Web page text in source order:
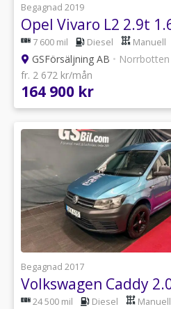
Begagnad 2019
7 600 mil Diesel Manuell
GSFörsäljning AB • Norrbotten
fr. 2 672 kr/mån
164 900 kr
Begagnad 2017
24 500 mil Diesel Manuell